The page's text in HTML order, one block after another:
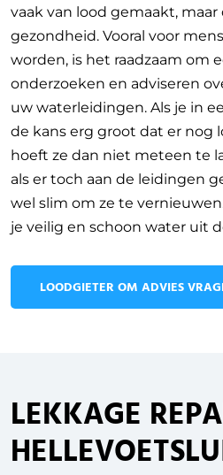
vaak van lood gemaakt,
gezondheid. Vooral voor
worden, is het raadzaam om
onderzoeken en adviseren
uw waterleidingen. Als je in
de kans erg groot dat er nog
hoeft ze dan niet meteen te
als er toch aan de leidingen
wel slim om ze te
je veilig en schoon water uit
LOODGIETER OM ADVIES
LEKKAGE